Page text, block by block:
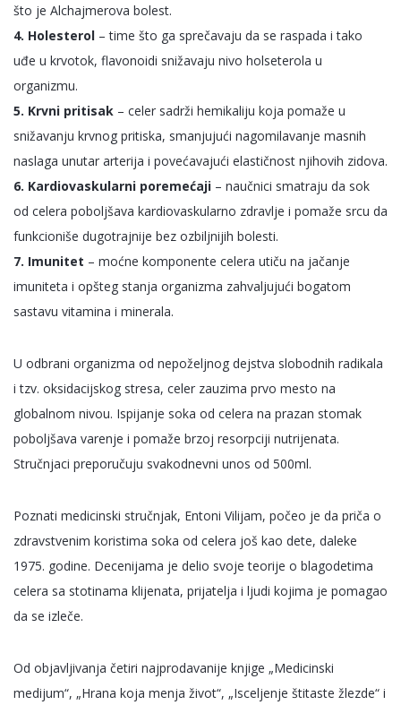
što je Alchajmerova bolest.
4. Holesterol – time što ga sprečavaju da se raspada i tako
uđe u krvotok, flavonoidi snižavaju nivo holseterola u
organizmu.
5. Krvni pritisak – celer sadrži hemikaliju koja pomaže u
snižavanju krvnog pritiska, smanjujući nagomilavanje masnih
naslaga unutar arterija i povećavajući elastičnost njihovih zidova.
6. Kardiovaskularni poremećaji – naučnici smatraju da sok
od celera poboljšava kardiovaskularno zdravlje i pomaže srcu da
funkcioniše dugotrajnije bez ozbiljnijih bolesti.
7. Imunitet – moćne komponente celera utiču na jačanje
imuniteta i opšteg stanja organizma zahvaljujući bogatom
sastavu vitamina i minerala.
U odbrani organizma od nepoželjnog dejstva slobodnih radikala
i tzv. oksidacijskog stresa, celer zauzima prvo mesto na
globalnom nivou. Ispijanje soka od celera na prazan stomak
poboljšava varenje i pomaže brzoj resorpciji nutrijenata.
Stručnjaci preporučuju svakodnevni unos od 500ml.
Poznati medicinski stručnjak, Entoni Vilijam, počeo je da priča o
zdravstvenim koristima soka od celera još kao dete, daleke
1975. godine. Decenijama je delio svoje teorije o blagodetima
celera sa stotinama klijenata, prijatelja i ljudi kojima je pomagao
da se izleče.
Od objavljivanja četiri najprodavanije knjige „Medicinski
medijum“, „Hrana koja menja život“, „Isceljenje štitaste žlezde“ i